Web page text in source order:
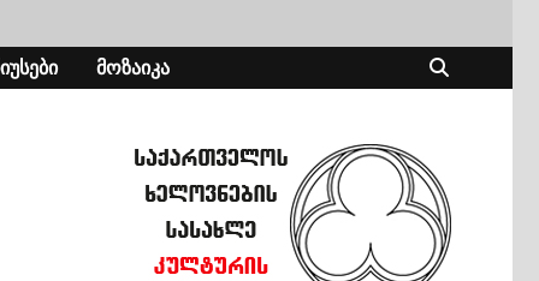
ᲛᲝᲖᲐᲘᲙᲐ